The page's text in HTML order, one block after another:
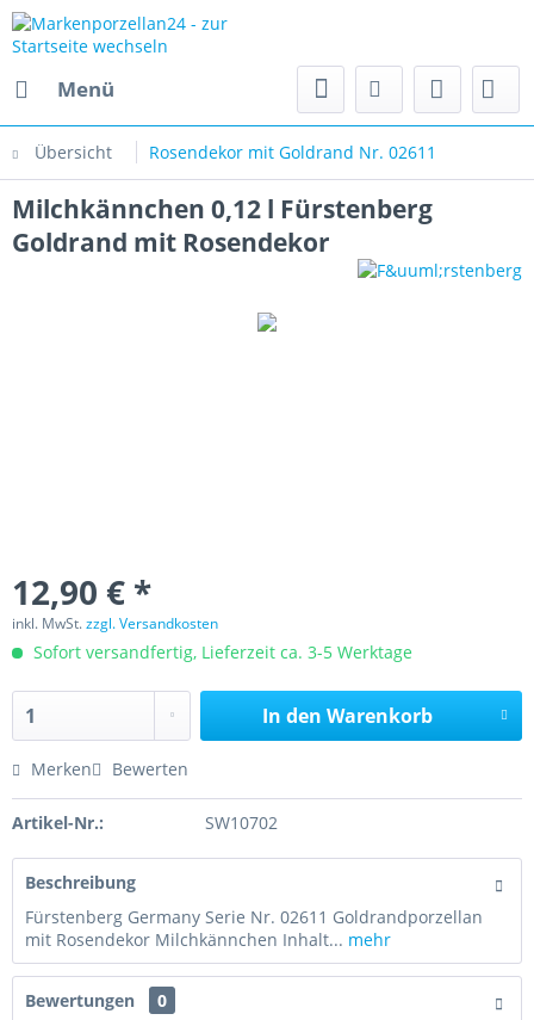
Menü
Übersicht Rosendekor mit Goldrand Nr. 02611
Milchkännchen 0,12 l Fürstenberg
Goldrand mit Rosendekor
12,90 € *
inkl. MwSt.zzgl. Versandkosten
Sofort versandfertig, Lieferzeit ca. 3-5 Werktage
In den Warenkorb
Merken Bewerten
Artikel-Nr.: SW10702
Beschreibung
Fürstenberg Germany Serie Nr. 02611 Goldrandporzellan
mit Rosendekor Milchkännchen Inhalt... mehr
Bewertungen
0